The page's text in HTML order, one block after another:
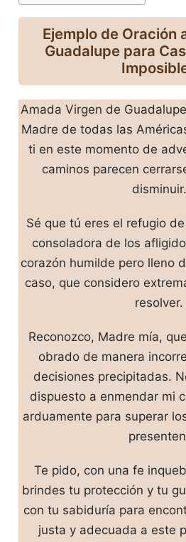
Ejemplo de Oración
Guadalupe para
Amada Virgen de
Madre de todas las
ti en este momento de
caminos parecen
disminuir.
Sé que tú eres el refugio
consoladora de los
corazón humilde pero lleno
caso, que considero
resolver.
Reconozco, Madre mía,
obrado de manera
decisiones precipitadas.
dispuesto a enmendar mi
arduamente para superar
Te pido, con una fe
brindes tu protección y tu
con tu sabiduría para
justa y adecuada a este